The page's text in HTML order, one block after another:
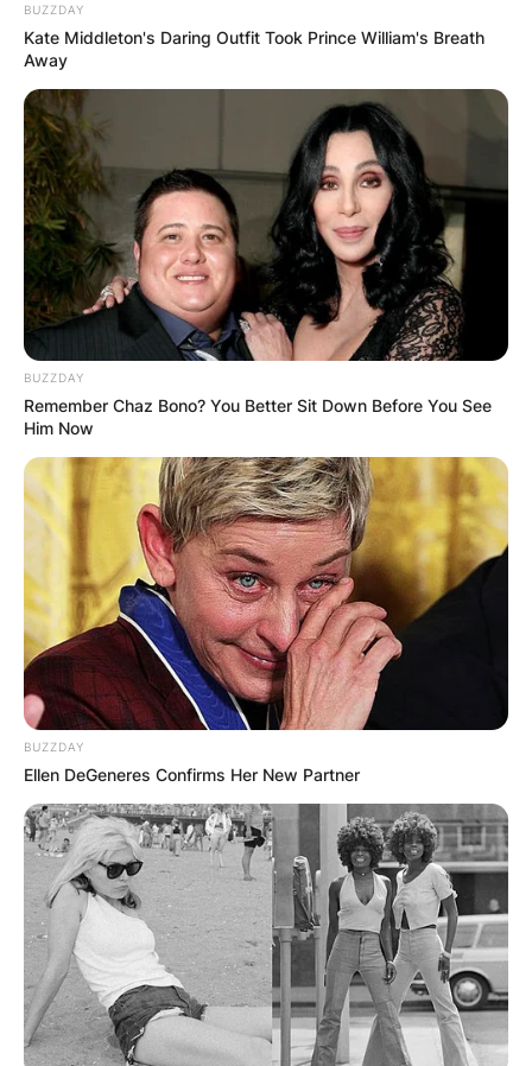
Грција
Хрватска
Црна Гора
BUZZDAY
Kate Middleton's Daring Outfit Took Prince William's Breath
Away
BUZZDAY
Remember Chaz Bono? You Better Sit Down Before You See
Him Now
BUZZDAY
Ellen DeGeneres Confirms Her New Partner